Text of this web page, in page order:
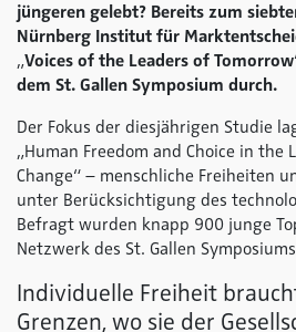
jüngeren gelebt? Bereits zum
Nürnberg Institut für
„Voices of the Leaders of Tomorrow
dem St. Gallen Symposium durch.
Der Fokus der diesjährigen Studie
„Human Freedom and Choice in the
Change“ – menschliche Freiheiten
unter Berücksichtigung des
Befragt wurden knapp 900 junge
Netzwerk des St. Gallen
Individuelle Freiheit
Grenzen, wo sie der